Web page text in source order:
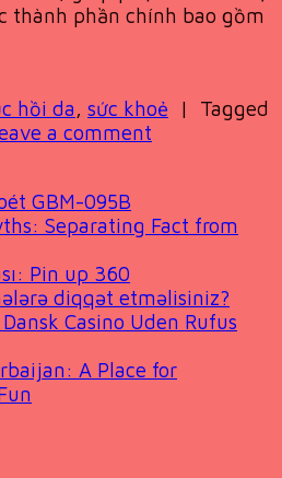
thành phần chính bao gồm
hồi da, sức khoẻ |
Tagged
a comment
GBM-095B
Separating Fact from
Pin up 360
diqqət etməlisiniz?
Casino Uden Rufus
A Place for